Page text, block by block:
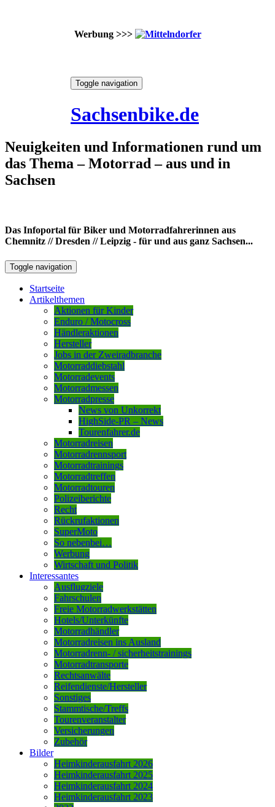
Werbung >>>
Toggle navigation
Sachsenbike.de
Neuigkeiten und Informationen rund um
das Thema – Motorrad – aus und in
Sachsen
Das Infoportal für Biker und Motorradfahrerinnen aus
Chemnitz // Dresden // Leipzig - für und aus ganz Sachsen...
Toggle navigation
Startseite
Artikelthemen
Aktionen für Kinder
Enduro / Motocross
Händleraktionen
Hersteller
Jobs in der Zweiradbranche
Motorraddiebstahl
Motorradevents
Motorradmessen
Motorradpresse
News von Unkorrekt
HighSide-PR – News
Tourenfahrer.de
Motorradreisen
Motorradrennsport
Motorradtrainings
Motorradtreffen
Motorradtouren
Polizeiberichte
Recht
Rückrufaktionen
SuperMoto
So nebenbei…
Werbung
Wirtschaft und Politik
Interessantes
Ausflugziele
Fahrschulen
Freie Motorradwerkstätten
Hotels/Unterkünfte
Motorradhändler
Motorradreisen ins Ausland
Motorradrenn- / sicherheitstrainings
Motorradtransporte
Rechtsanwälte
Reifendienste/Hersteller
Sonstiges
Stammtische/Treffs
Tourenveranstalter
Versicherungen
Zubehör
Bilder
Heimkinderausfahrt 2026
Heimkinderausfahrt 2025
Heimkinderausfahrt 2024
Heimkinderausfahrt 2023